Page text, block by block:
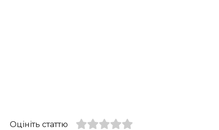
Оцініть статтю